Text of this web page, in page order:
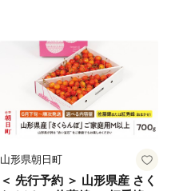
産 農家直送 期間限定 特産品
サイズミックス くらもとフ
ァーム 愛南町 愛媛県
山形県朝日町
＜ 先行予約 ＞ 山形県産 さく